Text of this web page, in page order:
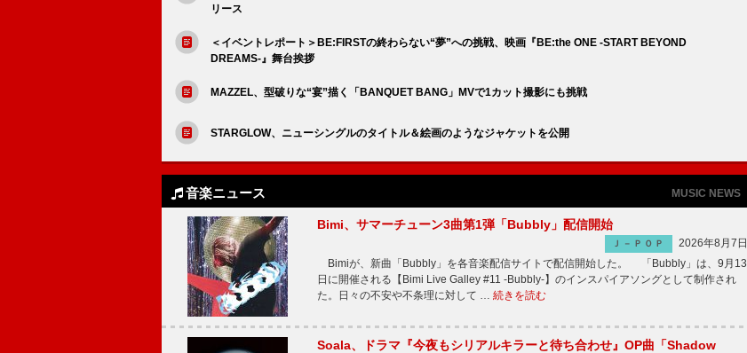
リース
＜イベントレポート＞BE:FIRSTの終わらない“夢”への挑戦、映画『BE:the ONE -START BEYOND
DREAMS-』舞台挨拶
MAZZEL、型破りな“宴”描く「BANQUET BANG」MVで1カット撮影にも挑戦
STARGLOW、ニューシングルのタイトル＆絵画のようなジャケットを公開
音楽ニュース MUSIC NEWS
Bimi、サマーチューン3曲第1弾「Bubbly」配信開始
Ｊ－ＰＯＰ
2026年8月7日
Bimiが、新曲「Bubbly」を各音楽配信サイトで配信開始した。 「Bubbly」は、9月13
日に開催される【Bimi Live Galley #11 -Bubbly-】のインスパイアソングとして制作され
た。日々の不安や不条理に対して … 続きを読む
Soala、ドラマ『今夜もシリアルキラーと待ち合わせ』OP曲「Shadow